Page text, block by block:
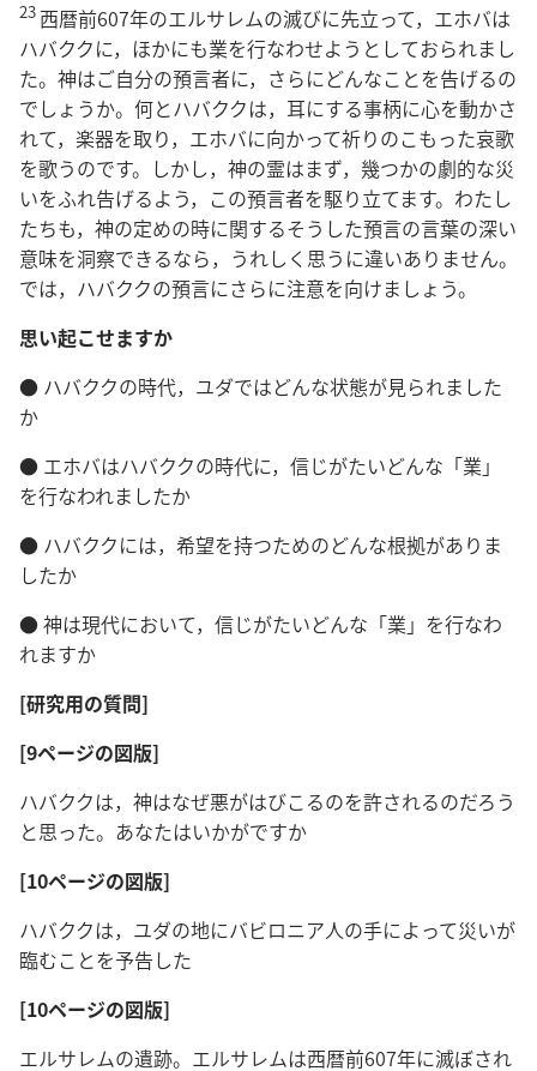
23 西暦前607年のエルサレムの滅びに先立って，エホバは
ハバククに，ほかにも業を行なわせようとしておられまし
た。神はご自分の預言者に，さらにどんなことを告げるの
でしょうか。何とハバククは，耳にする事柄に心を動かさ
れて，楽器を取り，エホバに向かって祈りのこもった哀歌
を歌うのです。しかし，神の霊はまず，幾つかの劇的な災
いをふれ告げるよう，この預言者を駆り立てます。わたし
たちも，神の定めの時に関するそうした預言の言葉の深い
意味を洞察できるなら，うれしく思うに違いありません。
では，ハバククの預言にさらに注意を向けましょう。
思い起こせますか
● ハバククの時代，ユダではどんな状態が見られました
か
● エホバはハバククの時代に，信じがたいどんな「業」
を行なわれましたか
● ハバククには，希望を持つためのどんな根拠がありま
したか
● 神は現代において，信じがたいどんな「業」を行なわ
れますか
[研究用の質問]
[9ページの図版]
ハバククは，神はなぜ悪がはびこるのを許されるのだろう
と思った。あなたはいかがですか
[10ページの図版]
ハバククは，ユダの地にバビロニア人の手によって災いが
臨むことを予告した
[10ページの図版]
エルサレムの遺跡。エルサレムは西暦前607年に滅ぼされ